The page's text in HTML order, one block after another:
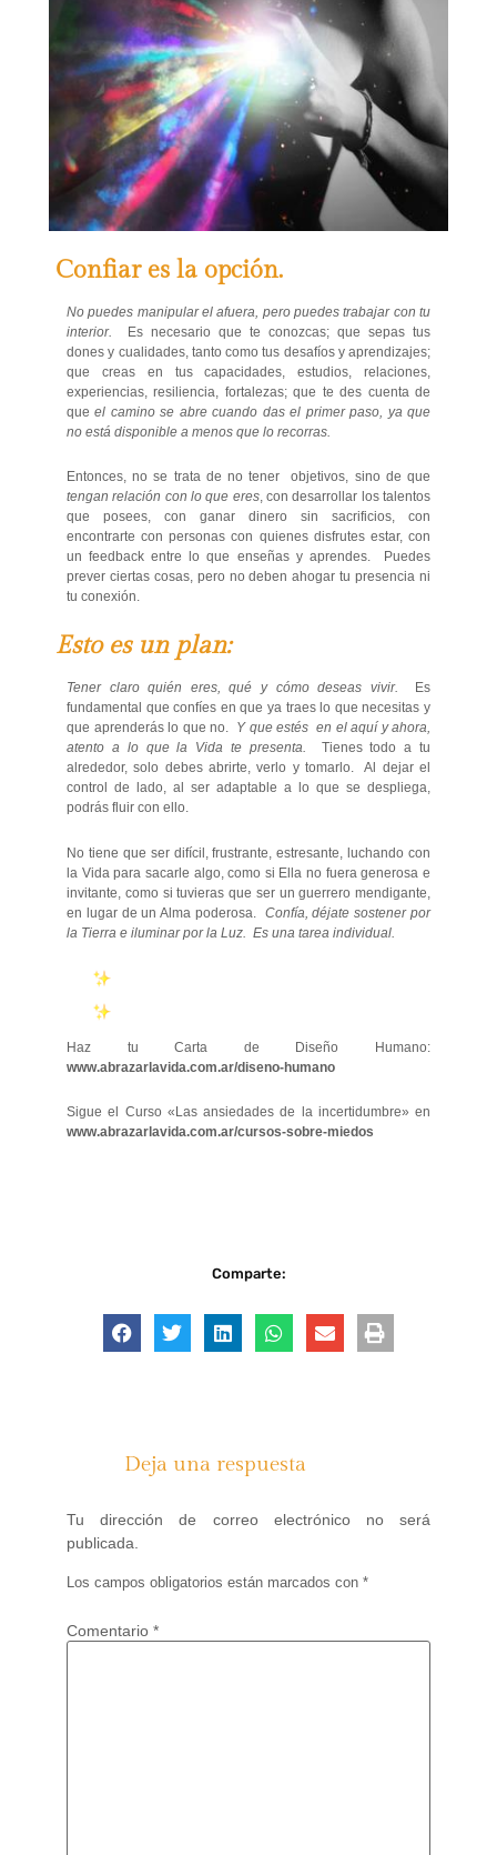
Confiar es la opción.
No puedes manipular el afuera, pero puedes trabajar con tu
interior. Es necesario que te conozcas; que sepas tus
dones y cualidades, tanto como tus desafíos y aprendizajes;
que creas en tus capacidades, estudios, relaciones,
experiencias, resiliencia, fortalezas; que te des cuenta de
queel camino se abre cuando das el primer paso, ya que
no está disponible a menos que lo recorras.
Entonces, no se trata de no tener objetivos, sino de que
tengan relación con lo que eres, con desarrollar los talentos
que posees, con ganar dinero sin sacrificios, con
encontrarte con personas con quienes disfrutes estar, con
un feedback entre lo que enseñas y aprendes. Puedes
prever ciertas cosas, pero no deben ahogar tu presencia ni
tu conexión.
Esto es un plan:
Tener claro quién eres, qué y cómo deseas vivir. Es
fundamental que confíes en que ya traes lo que necesitas y
que aprenderás lo que no. Y que estés en el aquí y ahora,
atento a lo que la Vida te presenta. Tienes todo a tu
alrededor, solo debes abrirte, verlo y tomarlo. Al dejar el
control de lado, al ser adaptable a lo que se despliega,
podrás fluir con ello.
No tiene que ser difícil, frustrante, estresante, luchando con
la Vida para sacarle algo, como si Ella no fuera generosa e
invitante, como si tuvieras que ser un guerrero mendigante,
en lugar de un Alma poderosa. Confía, déjate sostener por
la Tierra e iluminar por la Luz. Es una tarea individual.
Haz tu Carta de Diseño Humano:
www.abrazarlavida.com.ar/diseno-humano
Sigue el Curso «Las ansiedades de la incertidumbre» en
www.abrazarlavida.com.ar/cursos-sobre-miedos
Comparte:
Deja una respuesta
Tu dirección de correo electrónico no será
publicada.
Los campos obligatorios están marcados con *
Comentario *